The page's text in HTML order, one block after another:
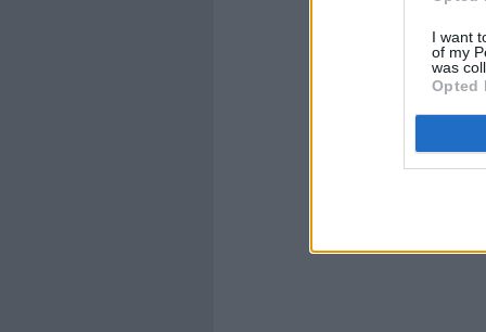
I want
of my
was
Opted